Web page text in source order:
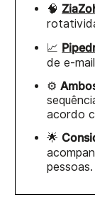
🧠
📈
de e-
⚙️
acordo
🌟
pessoas.